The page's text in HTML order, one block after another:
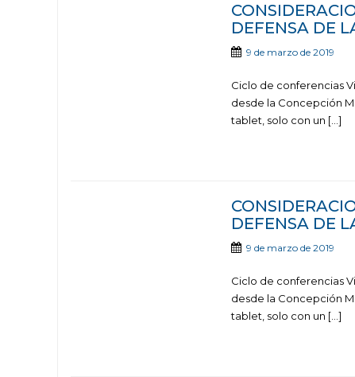
DEFENSA DE
9 de marzo de 2019
Ciclo de conferencias
desde la Concepción
tablet, solo con un […]
DEFENSA DE
9 de marzo de 2019
Ciclo de conferencias
desde la Concepción
tablet, solo con un […]